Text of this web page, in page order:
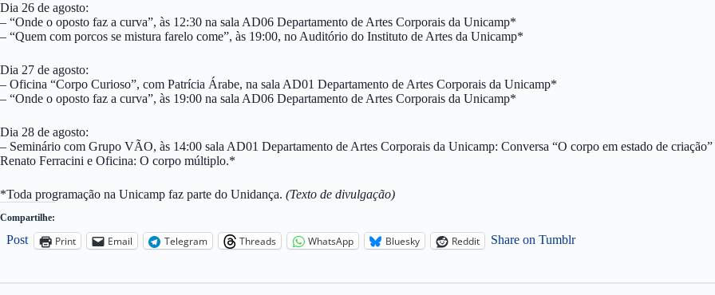
Dia 26 de agosto:
– “Onde o oposto faz a curva”, às 12:30 na sala AD06 Departamento de Artes Corporais da Unicamp*
– “Quem com porcos se mistura farelo come”, às 19:00, no Auditório do Instituto de Artes da Unicamp*
Dia 27 de agosto:
– Oficina “Corpo Curioso”, com Patrícia Árabe, na sala AD01 Departamento de Artes Corporais da Unicamp*
– “Onde o oposto faz a curva”, às 19:00 na sala AD06 Departamento de Artes Corporais da Unicamp*
Dia 28 de agosto:
– Seminário com Grupo VÃO, às 14:00 sala AD01 Departamento de Artes Corporais da Unicamp: Conversa “O corpo em estado de
Renato Ferracini e Oficina: O corpo múltiplo.*
*Toda programação na Unicamp faz parte do Unidança. (Texto de divulgação)
Compartilhe:
Post Print Email Telegram Threads WhatsApp Bluesky Reddit Share on Tumblr